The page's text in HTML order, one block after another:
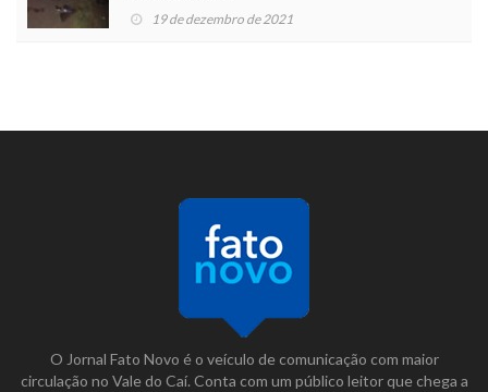
19 de dezembro de 2021
O Jornal Fato Novo é o veículo de comunicação com maior
circulação no Vale do Caí. Conta com um público leitor que chega a